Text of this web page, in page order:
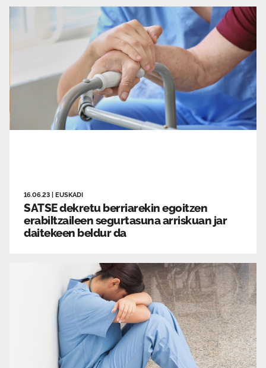
16.06.23 EUSKADI
SATSE dekretu berriarekin egoitzen
erabiltzaileen segurtasuna arriskuan jar
daitekeen beldur da